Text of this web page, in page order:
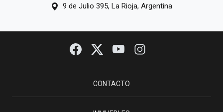
9 de Julio 395, La Rioja, Argentina
CONTACTO